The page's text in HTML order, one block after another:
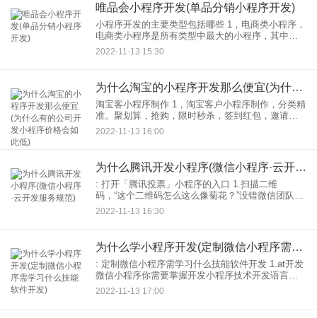
唯品会小程序开发(单品分销小程序开发)
小程序开发的主要类型包括哪些 1，电商类小程序，
电商类小程序是所有类型中最大的小程序，其中生
鲜小程序。电商小程序不仅可以展示商品、下单、
付款等功能，还可以跟踪快递，使用起来非常方
2022-11-13 15:30
为什么淘宝的小程序开发那么便宜(为什么有的公司开发小程序价格会如此低)
淘宝客小程序制作 1，淘宝客户小程序制作，分类精
准。聚划算，抢购，限时秒杀，签到红包，邀请中
奖，收益模式，分享赚钱，排名大赛，聚合推广
等。淘返利 App原生开发所以技术上也会有很大的
2022-11-13 16:00
为什么腾讯开发小程序(微信小程序·云开发服务规范)
: 打开「腾讯投票」小程序的入口 1.扫描二维
码，“这个二维码怎么这么像菊花？”没错微信团队
说，一直以来，人们扫描二维码的时候，都不知道
扫描出来的是什么。支付页面等。做个代号小程
2022-11-13 16:30
为什么学小程序开发(定制微信小程序需学习什么技能软件开发)
: 定制微信小程序需学习什么技能软件开发 1.at开发
微信小程序你需要掌握开发小程序技术开发语言，
这个很重要，也更重要。开发有很多语言。就开发
技师而言，需要有一个非常灵活的师傅，才能变得
2022-11-13 17:00